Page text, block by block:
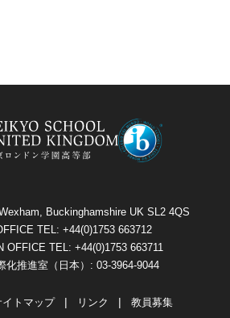
Buckinghamshire UK SL2 4QS
TEL: +44(0)1753 663712
OFFICE TEL: +44(0)1753 663711
化推進室（日本）: 03-3964-9044
イトマップ リンク 教員募集